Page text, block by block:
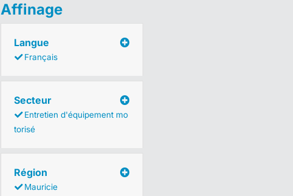
Affinage
Langue
Français
Secteur
Entretien d'équipement mo
torisé
Région
Mauricie